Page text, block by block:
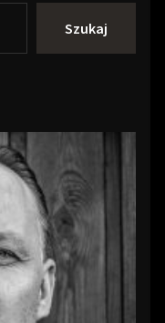
Szukaj